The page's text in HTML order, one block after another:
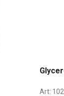
Art: